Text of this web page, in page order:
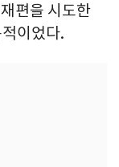
편을 시도한
이었다.